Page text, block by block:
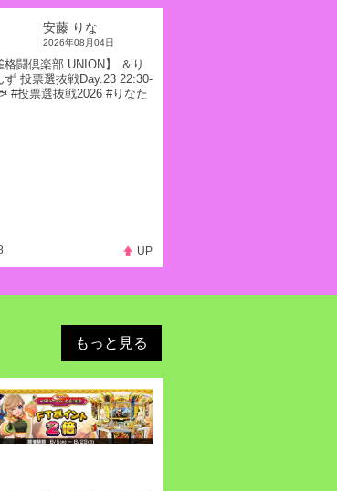
！
らせ
安藤 りな
2026年08月04日
格闘倶楽部 UNION】 ＆り
ず 投票選抜戦Day.23 22:30-
#投票選抜戦2026 #りなた
UP
もっと見る